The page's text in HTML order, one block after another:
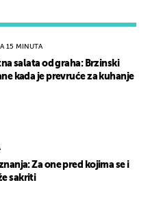
15 MINUTA
salata od graha: Brzinski
kada je prevruće za kuhanje
Za one pred kojima se i
sakriti